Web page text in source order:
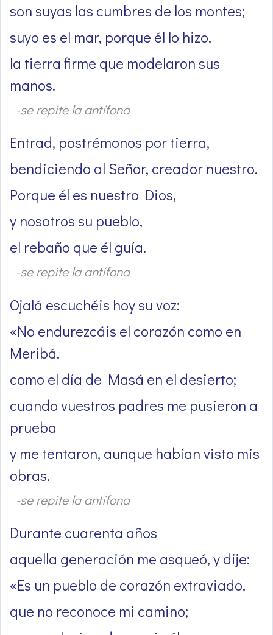
son suyas las cumbres de los montes;
suyo es el mar, porque él lo hizo,
la tierra firme que modelaron sus
manos.
-se repite la antífona
Entrad, postrémonos por tierra,
bendiciendo al Señor, creador nuestro.
Porque él es nuestro Dios,
y nosotros su pueblo,
el rebaño que él guía.
-se repite la antífona
Ojalá escuchéis hoy su voz:
«No endurezcáis el corazón como en
Meribá,
como el día de Masá en el desierto;
cuando vuestros padres me pusieron a
prueba
y me tentaron, aunque habían visto mis
obras.
-se repite la antífona
Durante cuarenta años
aquella generación me asqueó, y dije:
«Es un pueblo de corazón extraviado,
que no reconoce mi camino;